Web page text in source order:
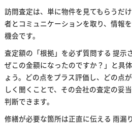
訪問査定は、単に物件を見てもらうだ
者とコミュニケーションを取り、情報
機会です。
査定額の「根拠」を必ず質問する 提示
ぜこの金額になったのですか？」と具
ょう。どの点をプラス評価し、どの点
しく聞くことで、その会社の査定の妥
判断できます。
修繕が必要な箇所は正直に伝える 雨漏